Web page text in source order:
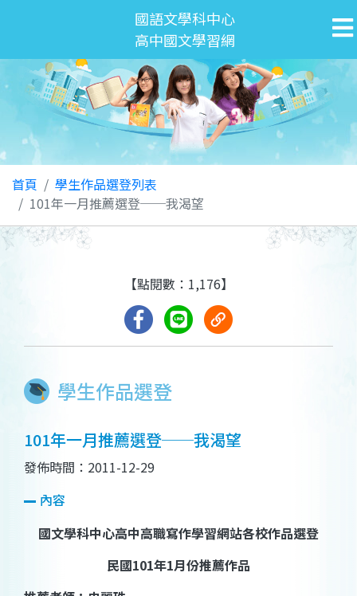
國語文學科中心
高中國文學習網
首頁
學生作品選登列表
101年一月推薦選登──我渴望
學生作品選登
【點閱數：1,176】
101年一月推薦選登──我渴望
發佈時間：2011-12-29
內容
國文學科中心高中高職寫作學習網站各校作品選登
民國101年1月份推薦作品